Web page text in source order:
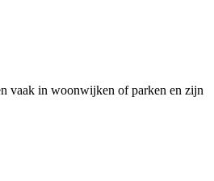
vaak in woonwijken of parken en zijn